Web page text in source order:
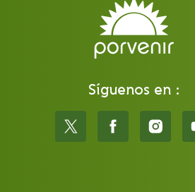
Síguenos en :